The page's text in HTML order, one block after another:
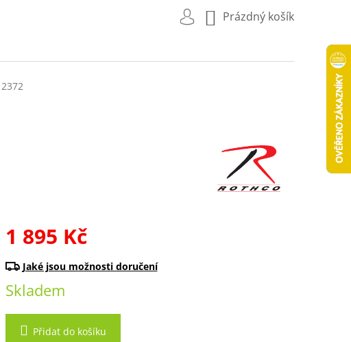
NÁKUPNÍ
Prázdný košík
2372
1 895 Kč
cena:
Skladem
Přidat do košíku